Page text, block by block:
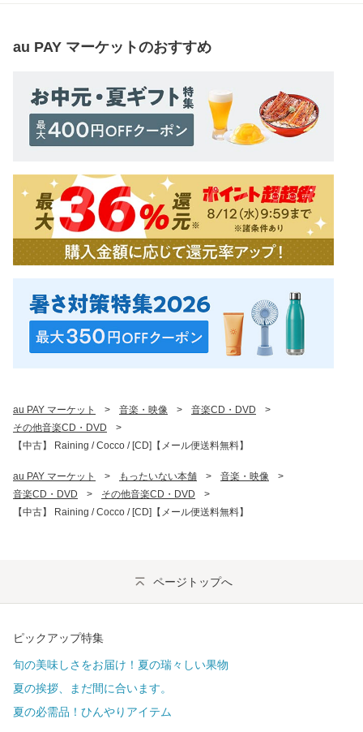
au PAY マーケットのおすすめ
au PAY マーケット > 音楽・映像 > 音楽CD・DVD
>
その他音楽CD・DVD
>
【中古】 Raining / Cocco / [CD]【メール便送料無料】
au PAY マーケット > もったいない本舗 > 音楽・映像
>
音楽CD・DVD
> その他音楽CD・DVD
>
【中古】 Raining / Cocco / [CD]【メール便送料無料】
ページトップへ
ピックアップ特集
旬の美味しさをお届け！夏の瑞々しい果物
夏の挨拶、まだ間に合います。
夏の必需品！ひんやりアイテム